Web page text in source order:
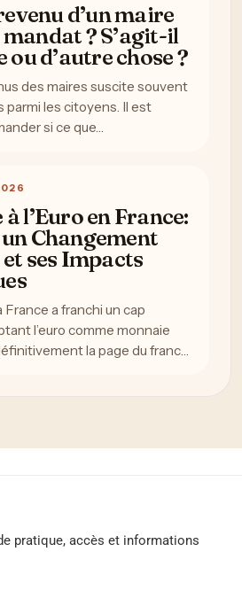
d’un maire
? S’agit-il
ou d’autre chose ?
des maires suscite souvent
les citoyens. Il est
si ce que…
l’Euro en France:
Changement
ses Impacts
France a franchi un cap
l’euro comme monnaie
la page du franc…
pratique, accès et informations